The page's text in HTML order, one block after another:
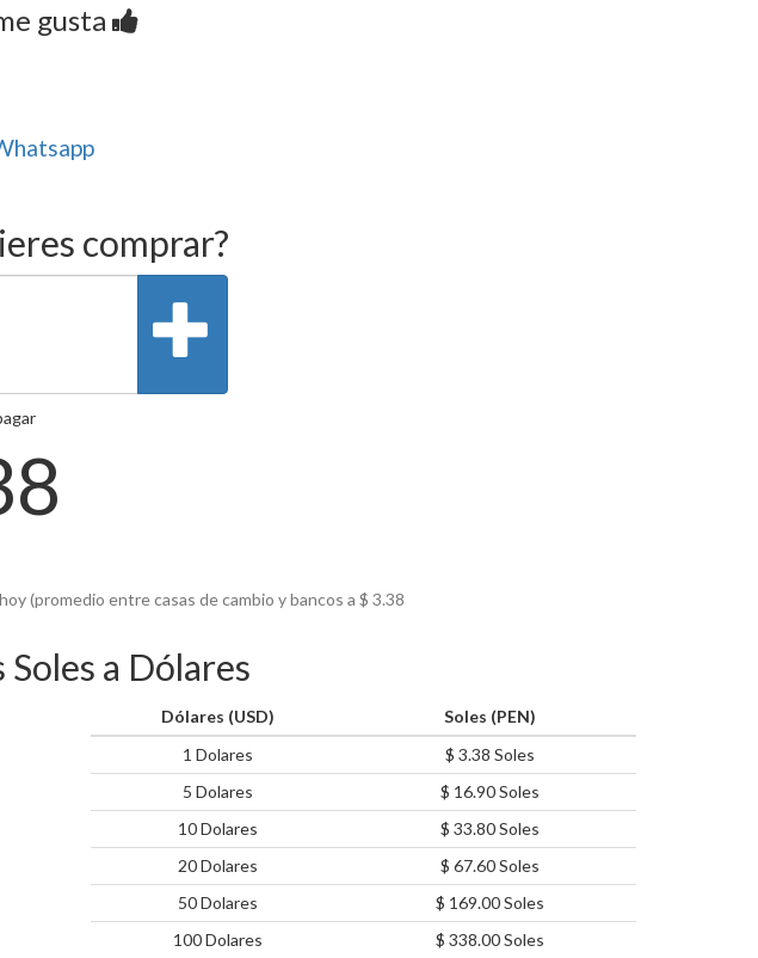
gusta
comprar?
(promedio entre casas de cambio y bancos a $3.38
a Dólares
Dólares (USD)
Soles (PEN)
1 Dolares
$ 3.38 Soles
5 Dolares
$ 16.90 Soles
10 Dolares
$ 33.80 Soles
20 Dolares
$ 67.60 Soles
50 Dolares
$ 169.00 Soles
100 Dolares
$ 338.00 Soles